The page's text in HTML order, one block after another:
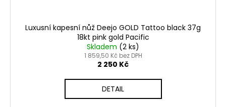
Luxusní kapesní nůž Deejo GOLD Tattoo black 37g
18kt pink gold Pacific
Skladem (2 ks)
1 859,50 Kč bez DPH
2 250 Kč
DETAIL